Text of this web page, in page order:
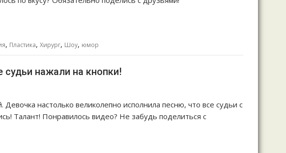
, Пластика,Хирург, Шоу, юмор
судьи нажали на кнопки!
настолько великолепно исполнила песню, что все судьи с
Талант! Понравилось видео? Не забудь поделиться с